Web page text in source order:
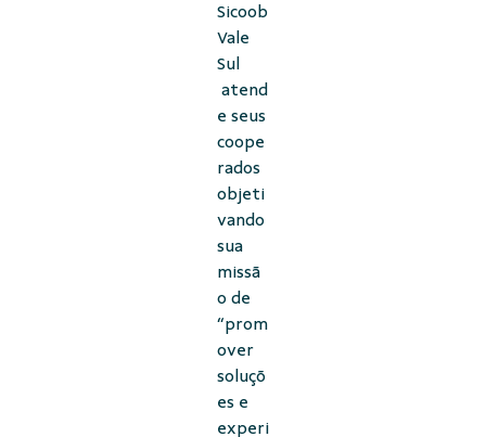
Sicoob
Vale
Sul
atend
e seus
coope
rados
objeti
vando
sua
missã
o de
“prom
over
soluçõ
es e
experi